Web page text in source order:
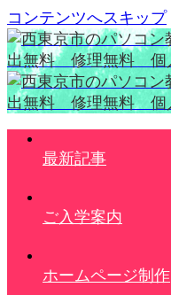
コンテンツへスキップ
最新記事
ご入学案内
ホームページ制作